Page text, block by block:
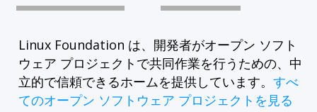
Linux Foundation は、開発者がオープン ソフト
ウェア プロジェクトで共同作業を行うための、中
立的で信頼できるホームを提供しています。 すべ
てのオープン ソフトウェア プロジェクトを見る